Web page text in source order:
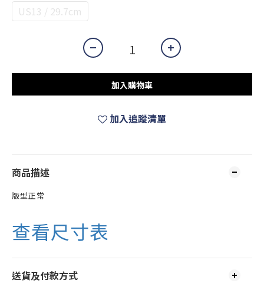
US13 / 29.7cm
加入購物車
加入追蹤清單
商品描述
版型正常
查看尺寸表
送貨及付款方式